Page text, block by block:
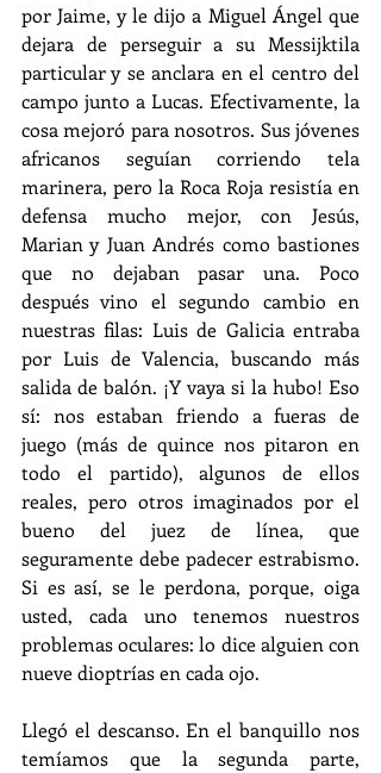
por Jaime, y le dijo a Miguel Ángel que
dejara de perseguir a su Messijktila
particular y se anclara en el centro del
campo junto a Lucas. Efectivamente, la
cosa mejoró para nosotros. Sus jóvenes
africanos seguían corriendo tela
marinera, pero la Roca Roja resistía en
defensa mucho mejor, con Jesús,
Marian y Juan Andrés como bastiones
que no dejaban pasar una. Poco
después vino el segundo cambio en
nuestras filas: Luis de Galicia entraba
por Luis de Valencia, buscando más
salida de balón. ¡Y vaya si la hubo! Eso
sí: nos estaban friendo a fueras de
juego (más de quince nos pitaron en
todo el partido), algunos de ellos
reales, pero otros imaginados por el
bueno del juez de línea, que
seguramente debe padecer estrabismo.
Si es así, se le perdona, porque, oiga
usted, cada uno tenemos nuestros
problemas oculares: lo dice alguien con
nueve dioptrías en cada ojo.
Llegó el descanso. En el banquillo nos
temíamos que la segunda parte,